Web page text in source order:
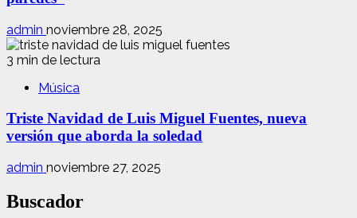
admin noviembre 28, 2025
3 min de lectura
Música
Triste Navidad de Luis Miguel Fuentes, nueva
versión que aborda la soledad
admin noviembre 27, 2025
Buscador